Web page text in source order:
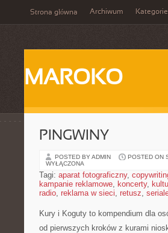
Strona główna Archiwum Kategorie
MAROKO
PINGWINY
POSTED BY ADMIN POSTED ON
WYŁĄCZONA
Tagi: aparat fotograficzny,
kampanie reklamowe, koncerty,
radio, reklama w sieci, retusz,
Kury i Koguty to kompendium dla
od pierwszych kroków z kurami